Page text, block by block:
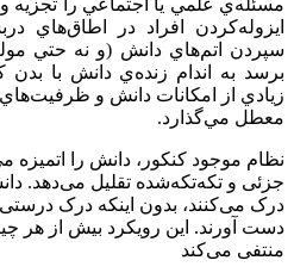
ايزوله‌کردن افراد در اطاق‌هاي
سپردن اتم‌هاي دانش (و نه حتي
برسد به اندام زنده‌ي دانش با
زيادي از امکانات دانش و
معطل مي‌گذارد.
نظام موجود کنکور، دانش را اتمیزه
جزئی و تکه‌تکه‌شده تقلیل می‌دهد.
درک می‌کنند، بدون اینکه درک
دست آورند. این رویکرد بیش از هر
منتفی می‌کند